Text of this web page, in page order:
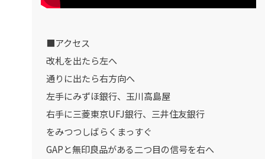
■アクセス
改札を出たら左へ
通りに出たら右方向へ
左手にみずほ銀行、玉川高島屋
右手に三菱東京UFJ銀行、三井住友銀行
をみつつしばらくまっすぐ
GAPと無印良品がある二つ目の信号を右へ